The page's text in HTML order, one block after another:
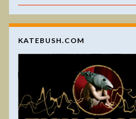
KATEBUSH.COM